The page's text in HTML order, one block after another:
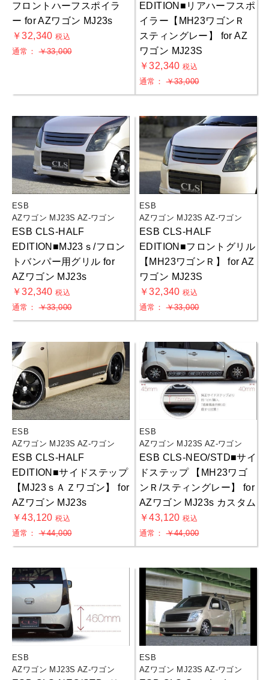
フロントハーフスポイラ
ー for AZワゴン MJ23s
￥32,340税込
通常：￥33,000
EDITION■リアハーフスポ
イラー【MH23ワゴンＲ
スティングレー】 for AZ
ワゴン MJ23S
￥32,340税込
通常：￥33,000
ESB
AZワゴン MJ23S AZ-ワゴン
ESB CLS-HALF
EDITION■MJ23ｓ/フロン
トバンパー用グリル for
AZワゴン MJ23s
￥32,340税込
通常：￥33,000
ESB
AZワゴン MJ23S AZ-ワゴン
ESB CLS-HALF
EDITION■フロントグリル
【MH23ワゴンＲ】 for AZ
ワゴン MJ23S
￥32,340税込
通常：￥33,000
ESB
AZワゴン MJ23S AZ-ワゴン
ESB CLS-HALF
EDITION■サイドステップ
【MJ23ｓＡＺワゴン】 for
AZワゴン MJ23s
￥43,120税込
通常：￥44,000
ESB
AZワゴン MJ23S AZ-ワゴン
ESB CLS-NEO/STD■サイ
ドステップ 【MH23ワゴ
ンＲ/スティングレー】 for
AZワゴン MJ23s カスタム
￥43,120税込
通常：￥44,000
ESB
AZワゴン MJ23S AZ-ワゴン
ESB
AZワゴン MJ23S AZ-ワゴン